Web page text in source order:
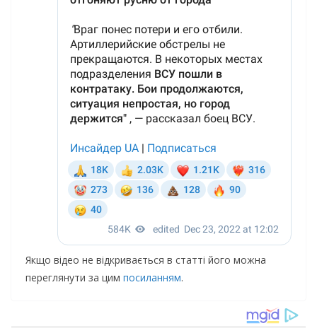
Якщо відео не відкривається в статті його можна
переглянути за цим посиланням.